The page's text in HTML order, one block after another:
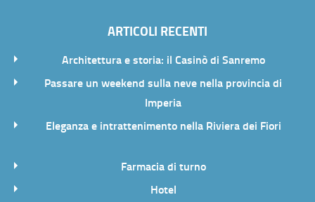
ARTICOLI RECENTI
Architettura e storia: il Casinò di Sanremo
Passare un weekend sulla neve nella provincia di
Imperia
Eleganza e intrattenimento nella Riviera dei Fiori
Farmacia di turno
Hotel